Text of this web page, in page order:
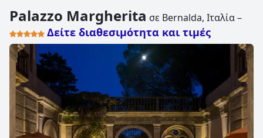
Palazzo Margherita σε Bernalda, Ιταλία –
Δείτε διαθεσιμότητα και τιμές